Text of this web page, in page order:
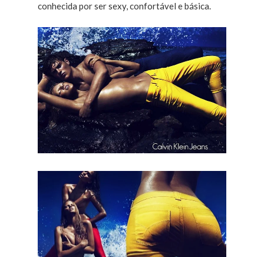
conhecida por ser sexy, confortável e básica.